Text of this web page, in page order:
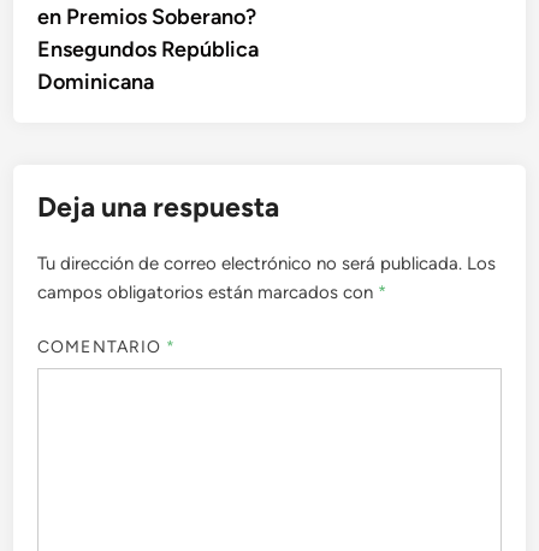
en Premios Soberano?
Ensegundos República
Dominicana
Deja una respuesta
Tu dirección de correo electrónico no será publicada. Los
campos obligatorios están marcados con *
COMENTARIO *